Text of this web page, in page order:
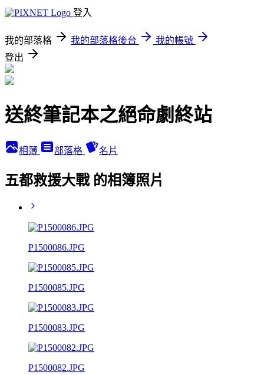
登入
我的部落格 我的部落格後台
我的帳號
登出
送終筆記本之絕命劇終站
相簿 部落格 名片
五都救援大戰 的相簿照片
P1500086.JPG
P1500085.JPG
P1500083.JPG
P1500082.JPG